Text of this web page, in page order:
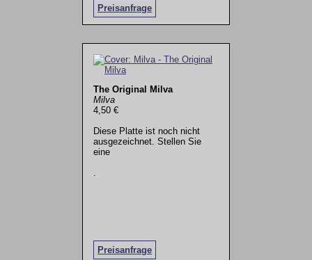
Preisanfrage
The Original Milva
Milva
4,50 €
Diese Platte ist noch nicht
ausgezeichnet. Stellen Sie
eine
Preisanfrage